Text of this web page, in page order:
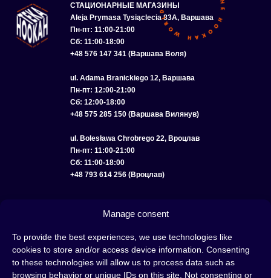
Manage consent
To provide the best experiences, we use technologies like
cookies to store and/or access device information. Consenting
to these technologies will allow us to process data such as
browsing behavior or unique IDs on this site. Not consenting or
СТАЦИОНАРНЫЕ МАГАЗИНЫ
Aleja Prymasa Tysiąclecia 83A, Варшава
Пн-пт: 11:00-21:00
Сб: 11:00-18:00
+48 576 147 341 (Варшава Воля)
ul. Adama Branickiego 12, Варшава
Пн-пт: 12:00-21:00
Сб: 12:00-18:00
+48 575 285 150 (Варшава Вилянув)
ul. Bolesława Chrobrego 22, Вроцлав
Пн-пт: 11:00-21:00
Сб: 11:00-18:00
+48 793 614 256 (Вроцлав)
УСЛОВИЯ ИСПОЛЬЗОВАНИЯ ПОЛИТИКА COOKIE